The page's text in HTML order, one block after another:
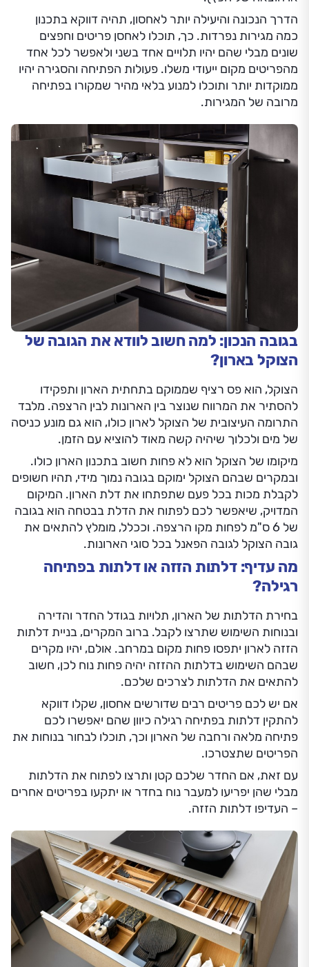
הדרך הנכונה והיעילה יותר לאחסון, תהיה דווקא בתכנון
כמה מגירות נפרדות. כך, תוכלו לאחסן פריטים וחפצים
שונים מבלי שהם יהיו תלויים אחד בשני ולאפשר לכל אחד
מהפריטים מקום ייעודי משלו. פעולות הפתיחה והסגירה יהיו
ממוקדות יותר ותוכלו למנוע בלאי מהיר שמקורו בפתיחה
מרובה של המגירות.
בגובה הנכון: למה חשוב לוודא את הגובה של
הצוקל בארון?
הצוקל, הוא פס רציף שממוקם בתחתית הארון ותפקידו
להסתיר את המרווח שנוצר בין הארונות לבין הרצפה. מלבד
התרומה העיצובית של הצוקל לארון כולו, הוא גם מונע כניסה
של מים ולכלוך שיהיה קשה מאוד להוציא עם הזמן.
מיקומו של הצוקל הוא לא פחות חשוב בתכנון הארון כולו.
ובמקרים שבהם הצוקל ימוקם בגובה נמוך מידי, תהיו חשופים
לקבלת מכות בכל פעם שתפתחו את דלת הארון. המיקום
המדויק, שיאפשר לכם לפתוח את הדלת בבטחה הוא בגובה
של 6 ס"מ לפחות מקו הרצפה. וככלל, מומלץ להתאים את
גובה הצוקל לגובה הפאנל בכל סוגי הארונות.
מה עדיף: דלתות הזזה או דלתות בפתיחה
רגילה?
בחירת הדלתות של הארון, תלויות בגודל החדר והדירה
ובנוחות השימוש שתרצו לקבל. ברוב המקרים, בניית דלתות
הזזה לארון יתפסו פחות מקום במרחב. אולם, יהיו מקרים
שבהם השימוש בדלתות ההזזה יהיה פחות נוח לכן, חשוב
להתאים את הדלתות לצרכים שלכם.
אם יש לכם פריטים רבים שדורשים אחסון, שקלו דווקא
להתקין דלתות בפתיחה רגילה כיוון שהם יאפשרו לכם
פתיחה מלאה ורחבה של הארון וכך, תוכלו לבחור בנוחות את
הפריטים שתצטרכו.
עם זאת, אם החדר שלכם קטן ותרצו לפתוח את הדלתות
מבלי שהן יפריעו למעבר נוח בחדר או יתקעו בפריטים אחרים
– העדיפו דלתות הזזה.